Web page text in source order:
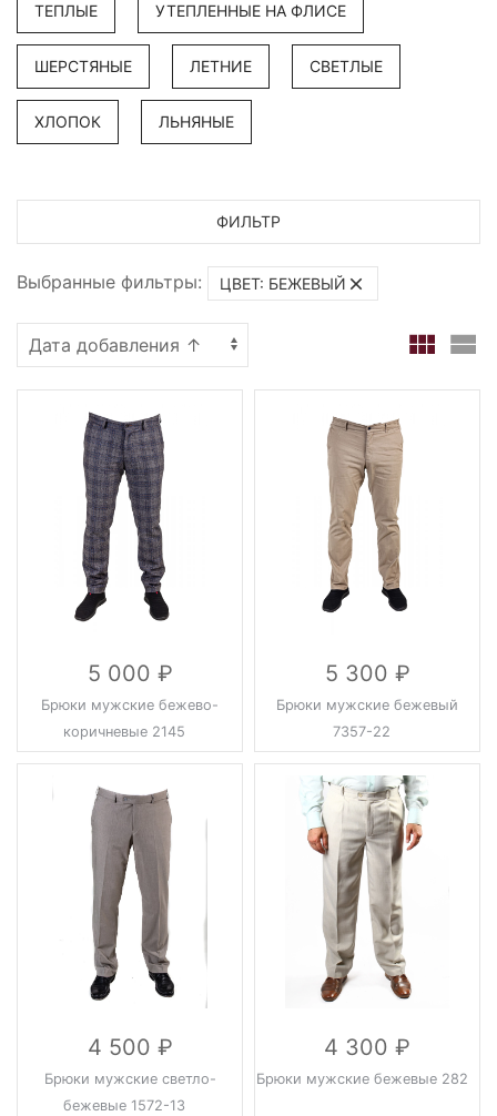
ТЕПЛЫЕ УТЕПЛЕННЫЕ НА ФЛИСЕ
ШЕРСТЯНЫЕ ЛЕТНИЕ СВЕТЛЫЕ
ХЛОПОК ЛЬНЯНЫЕ
ФИЛЬТР
Выбранные фильтры: ЦВЕТ: БЕЖЕВЫЙ
5 000
Брюки мужские бежево-
коричневые 2145
5 300
Брюки мужские бежевый
7357-22
4 500
Брюки мужские светло-
бежевые 1572-13
4 300
Брюки мужские бежевые 282